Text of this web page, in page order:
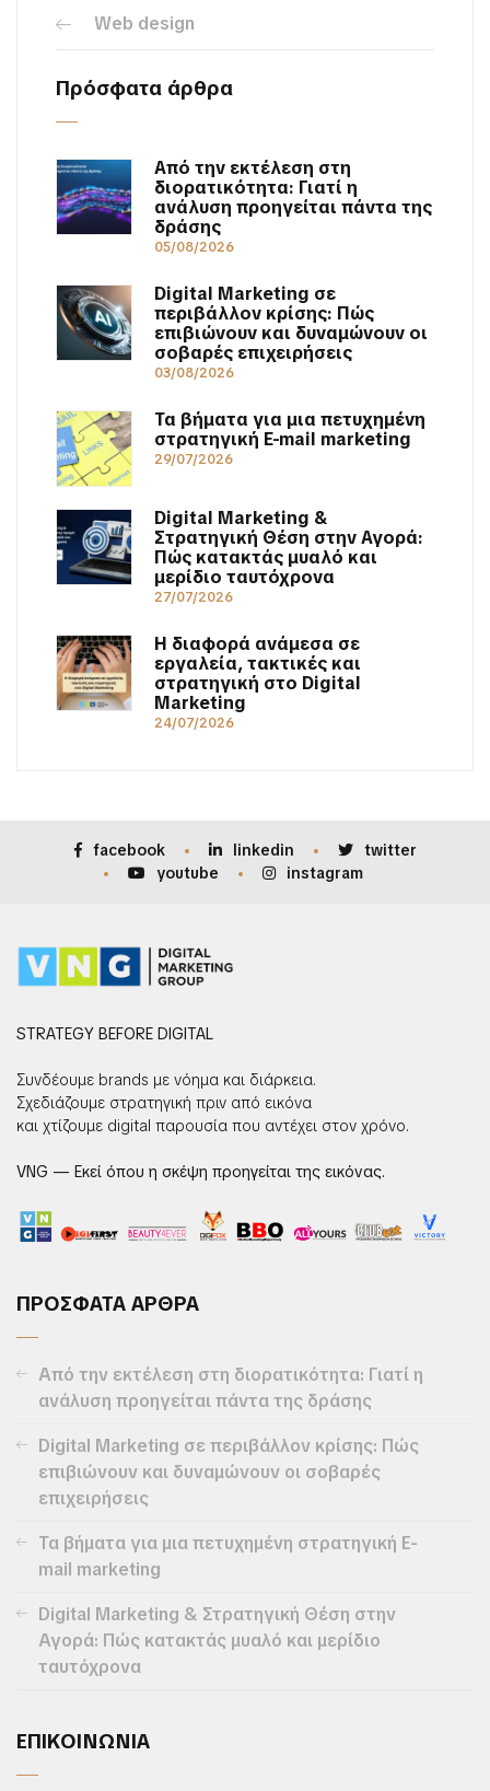
Web design
Πρόσφατα άρθρα
Από την εκτέλεση στη
διορατικότητα: Γιατί η
ανάλυση προηγείται πάντα της
δράσης
05/08/2026
Digital Marketing σε
περιβάλλον κρίσης: Πώς
επιβιώνουν και δυναμώνουν οι
σοβαρές επιχειρήσεις
03/08/2026
Τα βήματα για μια πετυχημένη
στρατηγική E-mail marketing
29/07/2026
Digital Marketing &
Στρατηγική Θέση στην Αγορά:
Πώς κατακτάς μυαλό και
μερίδιο ταυτόχρονα
27/07/2026
Η διαφορά ανάμεσα σε
εργαλεία, τακτικές και
στρατηγική στο Digital
Marketing
24/07/2026
facebook linkedin
twitter
youtube
instagram
STRATEGY BEFORE DIGITAL
Συνδέουμε brands με νόημα και διάρκεια.
Σχεδιάζουμε στρατηγική πριν από εικόνα
και χτίζουμε digital παρουσία που αντέχει στον χρόνο.
VNG — Εκεί όπου η σκέψη προηγείται της εικόνας.
ΠΡΟΣΦΑΤΑ ΑΡΘΡΑ
Από την εκτέλεση στη διορατικότητα: Γιατί η
ανάλυση προηγείται πάντα της δράσης
Digital Marketing σε περιβάλλον κρίσης: Πώς
επιβιώνουν και δυναμώνουν οι σοβαρές
επιχειρήσεις
Τα βήματα για μια πετυχημένη στρατηγική E-
mail marketing
Digital Marketing & Στρατηγική Θέση στην
Αγορά: Πώς κατακτάς μυαλό και μερίδιο
ταυτόχρονα
ΕΠΙΚΟΙΝΩΝΙΑ